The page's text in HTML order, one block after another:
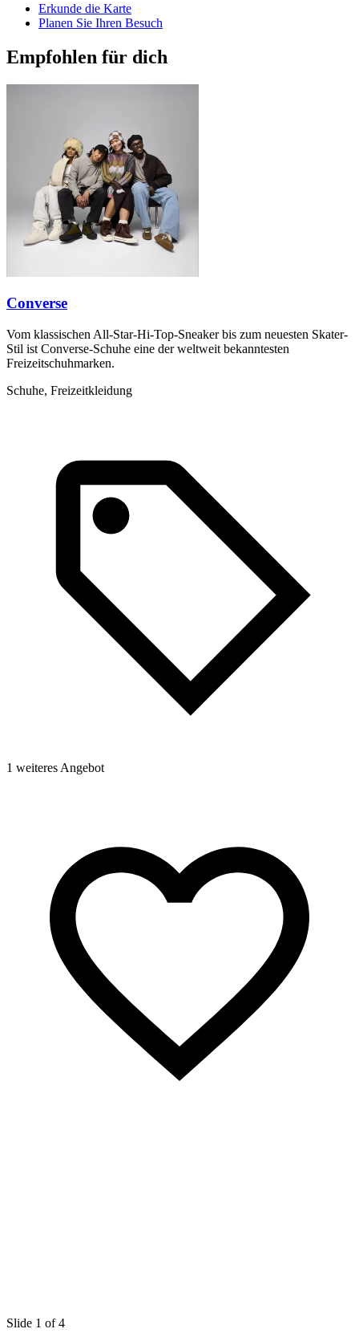
Erkunde die Karte
Planen Sie Ihren Besuch
Empfohlen für dich
Converse
Vom klassischen All-Star-Hi-Top-Sneaker bis zum neuesten Skater-
Stil ist Converse-Schuhe eine der weltweit bekanntesten
Freizeitschuhmarken.
Schuhe, Freizeitkleidung
1 weiteres Angebot
Slide 1 of 4